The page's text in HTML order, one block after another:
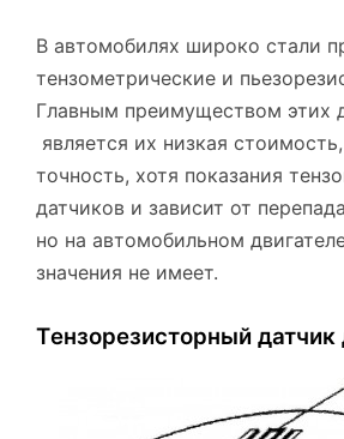
В автомобилях широко стали
тензометрические и
Главным преимуществом этих
является их низкая
точность, хотя показания
датчиков и зависит от
но на автомобильном
значения не имеет.
Tензорезисторный датчик